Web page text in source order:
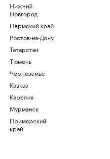
Нижний
Новгород
Пермский край
Ростов-на-Дону
Татарстан
Тюмень
Черноземье
Кавказ
Карелия
Мурманск
Приморский
край